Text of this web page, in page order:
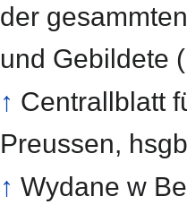
der
und Gebildete
↑ Centrallblatt
Preussen,
↑ Wydane w